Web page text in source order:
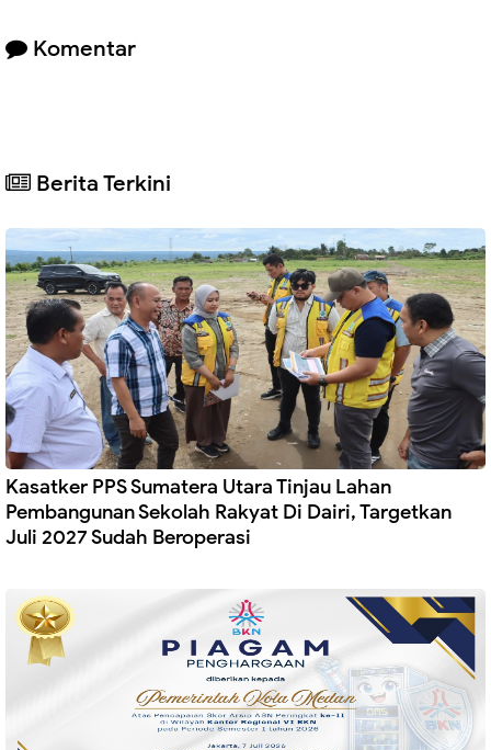
Komentar
Berita Terkini
Kasatker PPS Sumatera Utara Tinjau Lahan
Pembangunan Sekolah Rakyat Di Dairi, Targetkan
Juli 2027 Sudah Beroperasi